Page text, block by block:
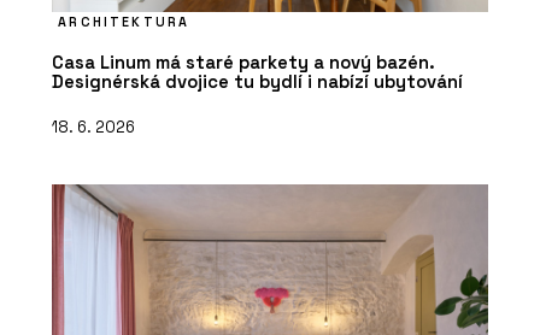
ARCHITEKTURA
Casa Linum má staré parkety a nový bazén.
Designérská dvojice tu bydlí i nabízí ubytování
18. 6. 2026